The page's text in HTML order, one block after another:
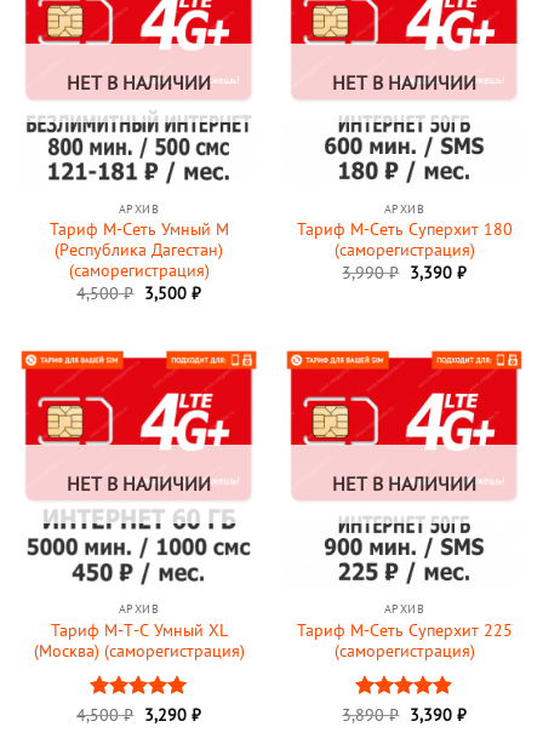
НЕТ В НАЛИЧИИ
АРХИВ
Тариф М-Сеть Умный M
(Республика Дагестан)
(саморегистрация)
4,500₽ Первоначальная
цена
3,500 ₽Текущая
НЕТ В НАЛИЧИИ
АРХИВ
Тариф М-Сеть Суперхит 180
(саморегистрация)
3,990₽ 3,390 ₽
НЕТ В НАЛИЧИИ
АРХИВ
Тариф М-Т-С Умный XL
(Москва) (саморегистрация)
Оценка5
4,500₽ Первоначальная
цена
3,290 ₽Текущая
НЕТ В НАЛИЧИИ
АРХИВ
Тариф М-Сеть Суперхит 225
(саморегистрация)
Оценка
3,890₽ 3,390 ₽